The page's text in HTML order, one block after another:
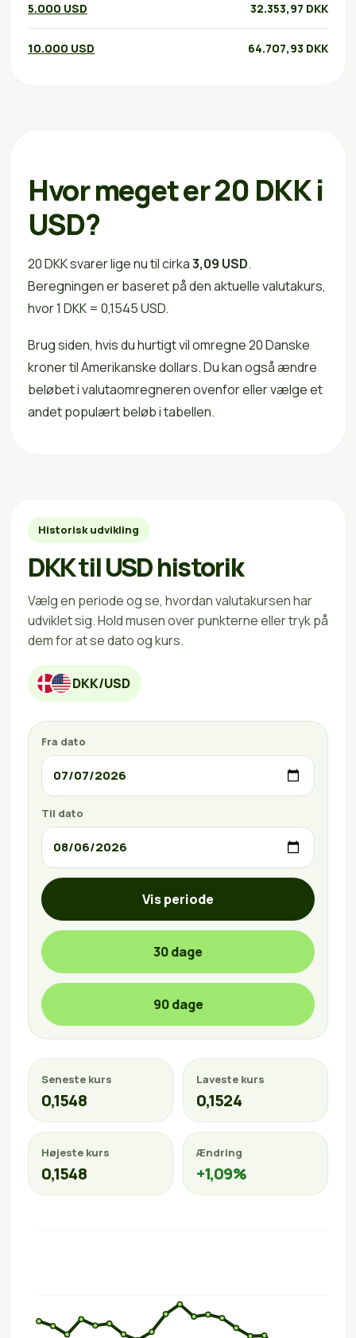
5.000 USD 32.353,97 DKK
10.000 USD 64.707,93 DKK
Hvor meget er 20 DKK i
USD?
20 DKK svarer lige nu til cirka3,09 USD.
Beregningen er baseret på den aktuelle valutakurs,
hvor 1 DKK = 0,1545 USD.
Brug siden, hvis du hurtigt vil omregne 20 Danske
kroner til Amerikanske dollars. Du kan også ændre
beløbet i valutaomregneren ovenfor eller vælge et
andet populært beløb i tabellen.
Historisk udvikling
DKK til USD historik
Vælg en periode og se, hvordan valutakursen har
udviklet sig. Hold musen over punkterne eller tryk på
dem for at se dato og kurs.
DKK/USD
Fra dato
Til dato
Vis periode
30 dage
90 dage
Seneste kurs
0,1548
Laveste kurs
0,1524
Højeste kurs
0,1548
Ændring
+1,09%